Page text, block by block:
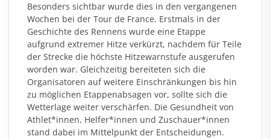
Besonders sichtbar wurde dies in den vergangenen
Wochen bei der Tour de France. Erstmals in der
Geschichte des Rennens wurde eine Etappe
aufgrund extremer Hitze verkürzt, nachdem für Teile
der Strecke die höchste Hitzewarnstufe ausgerufen
worden war. Gleichzeitig bereiteten sich die
Organisatoren auf weitere Einschränkungen bis hin
zu möglichen Etappenabsagen vor, sollte sich die
Wetterlage weiter verschärfen. Die Gesundheit von
Athlet*innen, Helfer*innen und Zuschauer*innen
stand dabei im Mittelpunkt der Entscheidungen.